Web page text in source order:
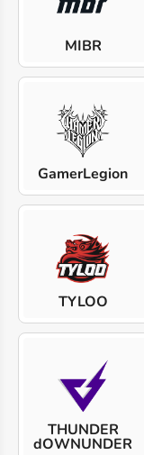
MIBR
GamerLegion
TYLOO
THUNDER
dOWNUNDER